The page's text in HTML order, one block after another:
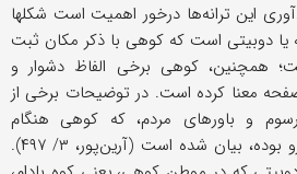
این ترانه‌ها درخور اهمیت است شکلها
یا دوبیتی است که کوهی با ذکر مکان ثبت
همچنین، کوهی برخی الفاظ دشوار و
معنا کرده است. در توضیحات برخی از
و باورهای مردم، که کوهی هنگام
پژوهش میدانی با آن روبه‌رو بوده، بیان شده است (آرین‌پور، ۳/ ۴۹۷).